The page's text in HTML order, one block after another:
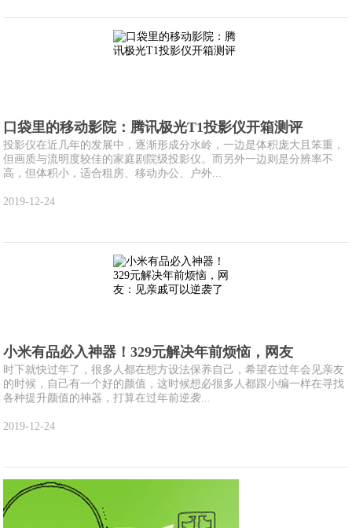
口袋里的移动影院：腾讯极光T1投影仪开箱测评
投影仪在近几年的发展中，逐渐形成分水岭，一边是体积庞大且笨重，
但画质与流明度较佳的家庭剧院级投影仪。而另外一边则是分辨率不
高，但体积小，适合租房、移动办公、户外...
2019-12-24
小米有品必入神器！329元解决年前烦恼，网友
时下就快过年了，很多人都在想方设法保养自己，希望在过年会见亲友
的时候，自己有一个好的颜值，这时候想必很多人都跟小编一样在寻找
各种提升颜值的神器，打算在过年前逆袭...
2019-12-24